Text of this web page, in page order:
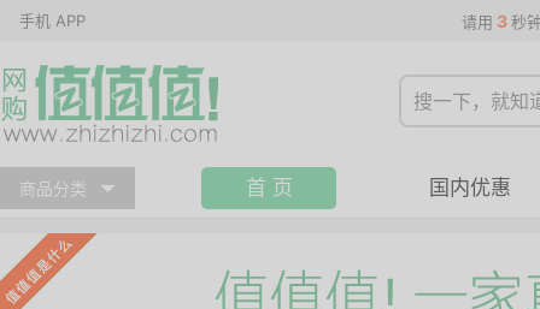
手机 APP 请用 3 秒
商品分类 首 页 国内优惠